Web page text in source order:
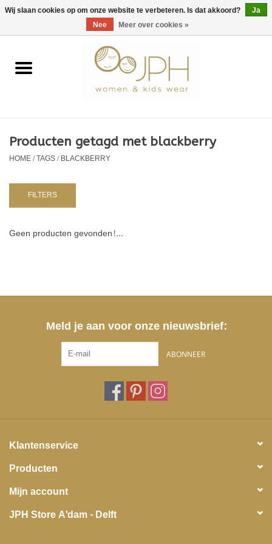
EUR/GBP/USD 0 Artikelen - €0,00
Home
Kids
NURSERY / TABLEWARE
Producten getagd met blackberry
HOME/TAGS/BLACKBERRY
FILTERS
Geen producten gevonden!...
Meld je aan voor onze nieuwsbrief:
ABONNEER
Klantenservice
Producten
Mijn account
JPH Store A'dam - Delft
Wij slaan cookies op om onze website te verbeteren. Is dat akkoord?
Ja
Nee
Meer over cookies »